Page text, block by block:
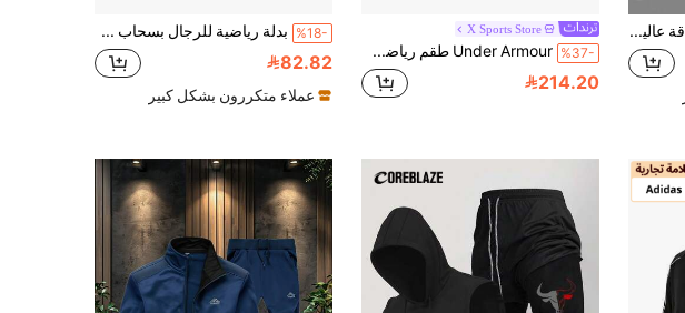
بدلة رياضية للرجال بياقة عالية، مناسبة لفصلي الربيع والخريف X Sports Store
%37- Under Armour طقم رياضي رجالي من يو إيه إي إم إي إيه، تصميم مبتكر، مناسب للأنشطة الخارجية اليومية، بسيط، رياضي، يتكون من جاكيت وبنطال 1390152-001
214.20
%18- بدلة رياضية للرجال بسحاب وبنطال مخطط ومرقع بطراز الصديق، مجموعة قطعتين للربيع والخريف بطراز الصديق باللون الأسود
82.82
عملاء متكررون بشكل كبير